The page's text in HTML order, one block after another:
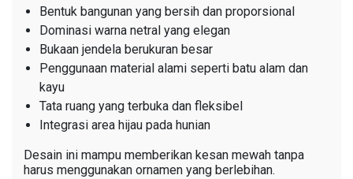
Bentuk bangunan yang bersih dan proporsional
Dominasi warna netral yang elegan
Bukaan jendela berukuran besar
Penggunaan material alami seperti batu alam dan
kayu
Tata ruang yang terbuka dan fleksibel
Integrasi area hijau pada hunian
Desain ini mampu memberikan kesan mewah tanpa
harus menggunakan ornamen yang berlebihan.